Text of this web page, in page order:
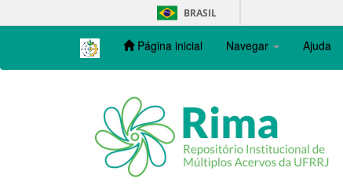
navigation
BRASIL
Página inicial Navegar Ajuda